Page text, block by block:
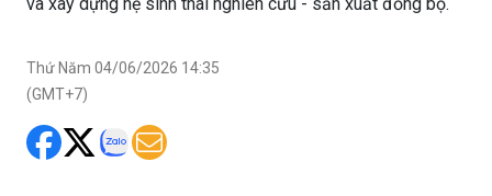
và xây dựng hệ sinh thái nghiên cứu - sản xuất đồng bộ.
Thứ Năm 04/06/2026 14:35
(GMT+7)